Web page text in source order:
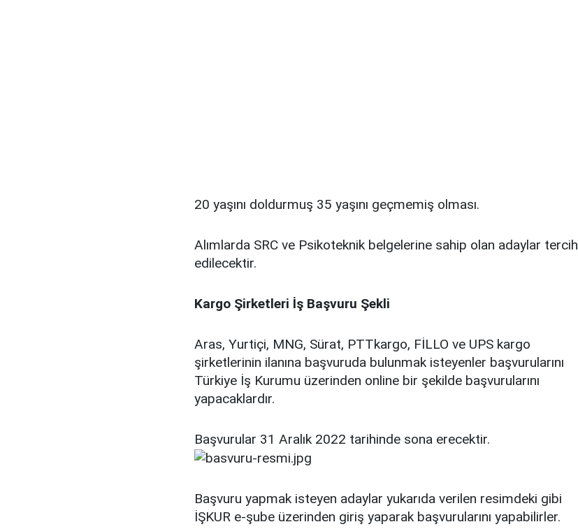
20 yaşını doldurmuş 35 yaşını geçmemiş olması.
Alımlarda SRC ve Psikoteknik belgelerine sahip olan adaylar tercih
edilecektir.
Kargo Şirketleri İş Başvuru Şekli
Aras, Yurtiçi, MNG, Sürat, PTTkargo, FİLLO ve UPS kargo
şirketlerinin ilanına başvuruda bulunmak isteyenler başvurularını
Türkiye İş Kurumu üzerinden online bir şekilde başvurularını
yapacaklardır.
Başvurular 31 Aralık 2022 tarihinde sona erecektir.
Başvuru yapmak isteyen adaylar yukarıda verilen resimdeki gibi
İŞKUR e-şube üzerinden giriş yaparak başvurularını yapabilirler.